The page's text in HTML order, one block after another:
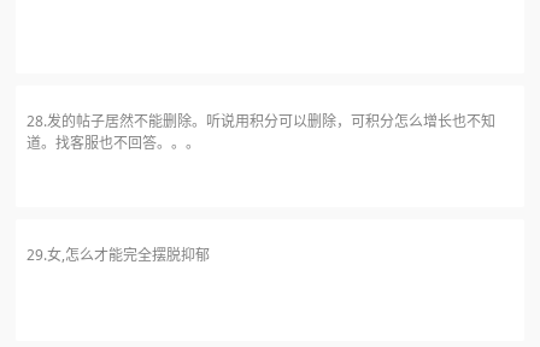
28.发的帖子居然不能删除。听说用积分可以删除，可积分怎么增长也不知
道。找客服也不回答。。。
29.女,怎么才能完全摆脱抑郁